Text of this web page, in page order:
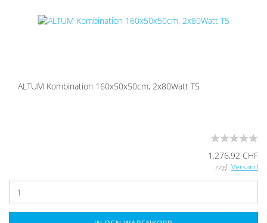
ALTUM Kom­bi­na­ti­on 160x50x50cm, 2x80Watt T5
1.276,92 CHF
zzgl. Versand